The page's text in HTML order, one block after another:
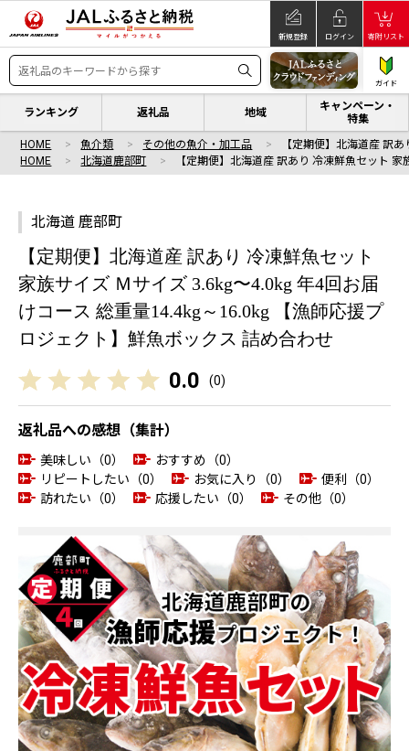
新規登録 ログイン 寄附リスト
ガイド
ランキング 返礼品 地域
キャンペーン・
特集
HOME 魚介類 その他の魚介・加工品
【定期便】北海道産 訳
HOME
北海道鹿部町 【定期便】北海道産 訳あり 冷凍鮮魚セット 家
北海道 鹿部町
【定期便】北海道産 訳あり 冷凍鮮魚セット
家族サイズ Ｍサイズ 3.6kg〜4.0kg 年4回お届
けコース 総重量14.4kg～16.0kg 【漁師応援プ
ロジェクト】鮮魚ボックス 詰め合わせ
0.0 (0)
返礼品への感想（集計）
美味しい（0）
おすすめ（0）
リピートしたい（0）
お気に入り（0）
便利（0）
訪れたい（0）
応援したい（0） その他（0）